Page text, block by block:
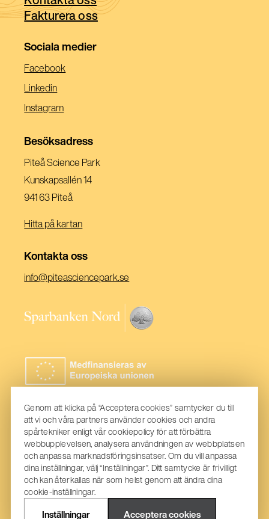
fönster)
Fakturera oss
Sociala medier
Facebook(Öppnas
Linkedin(Öppnas
Nytt
Instagram(Öppnas
Ett
Besöksadress
Piteå Science Park
Kunskapsallén 14
941 63 Piteå
Hitta på kartan
Kontakta oss
info@piteasciencepark.se
ett
nytt
(Öppnas
nytt
fönster)
Genom att klicka på “Acceptera cookies” samtycker du till
att vi och våra partners använder cookies och andra
spårtekniker enligt vår cookiepolicy för att förbättra
webbupplevelsen, analysera användningen av webbplatsen
och anpassa marknadsföringsinsatser. Om du vill anpassa
dina inställningar, välj “Inställningar”. Ditt samtycke är frivilligt
och kan återkallas när som helst genom att ändra dina
cookie-inställningar.
Inställningar Acceptera cookies